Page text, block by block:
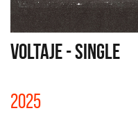
VOLTAJE - SINGLE
2025